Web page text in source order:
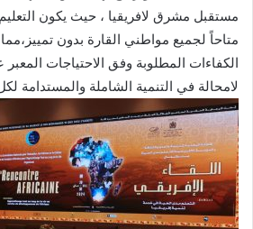
مستقبل مشرق لافريقيا ، حيث يكون
متاحاً لجميع مواطني القارة بدون
الكفاءات المطلوبة وفق الاحتياجات المعبر
لامحالة في التنمية الشاملة والمستدامة